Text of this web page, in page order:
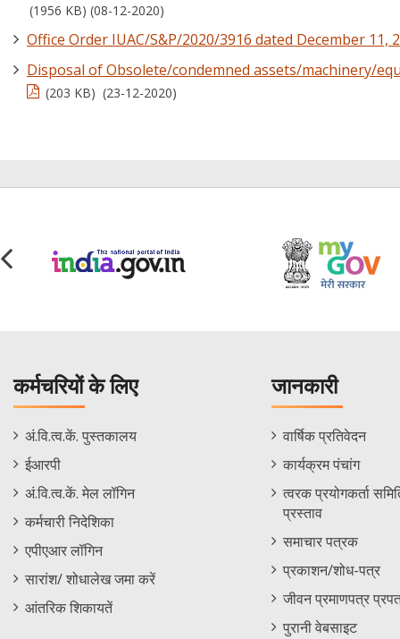
(1956 KB) (08-12-2020)
Office Order IUAC/S&P/2020/3916 dated December 11,
Disposal of Obsolete/condemned assets/machinery/
(203 KB) (23-12-2020)
कर्मचरियों के लिए
Staff
Footer
Menu
अं.वि.त्व.कें. पुस्तकालय
ईआरपी
अं.वि.त्व.कें. मेल लॉगिन
कर्मचारी निदेशिका
एपीएआर लॉगिन
सारांश/ शोधालेख जमा करें
आंतरिक शिकायतें
जानकारी
Informations
Menu
वार्षिक प्रतिवेदन
कार्यक्रम पंचांग
त्वरक प्रयोगकर्ता
प्रस्ताव
समाचार पत्रक
प्रकाशन/शोध-पत्र
जीवन प्रमाणपत्र
पुरानी वेबसाइट